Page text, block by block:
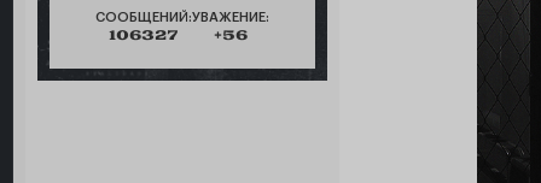
СООБЩЕНИЙ:
106327
УВАЖЕНИЕ:
+56